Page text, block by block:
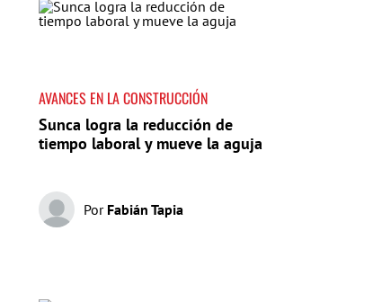
AVANCES EN LA CONSTRUCCIÓN
Sunca logra la reducción de
tiempo laboral y mueve la aguja
Por Fabián Tapia